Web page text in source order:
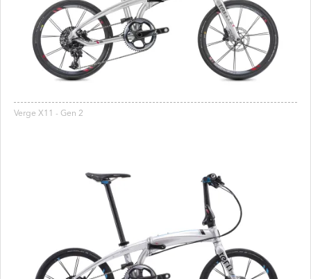
Verge X11 - Gen 2